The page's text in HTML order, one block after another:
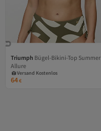
Triumph Bügel-Bikini-Top Summer
Allure
Versand Kostenlos
Gratis Versand
Versand Kostenlos
64€